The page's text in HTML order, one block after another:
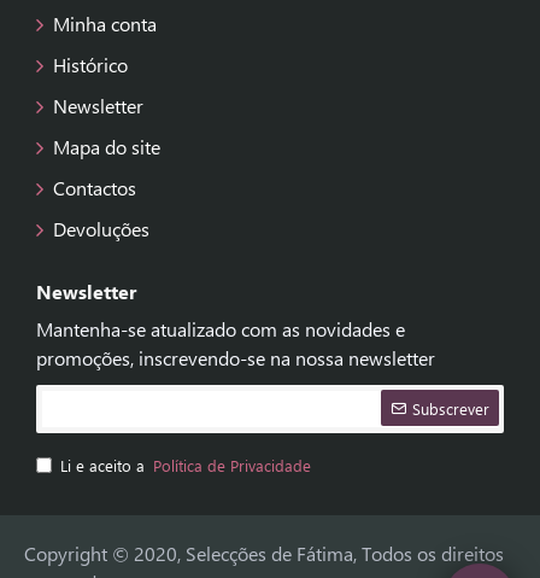
Minha conta
Histórico
Newsletter
Mapa do site
Contactos
Devoluções
Newsletter
Mantenha-se atualizado com as novidades e
promoções, inscrevendo-se na nossa newsletter
Subscrever
Li e aceito a Política de Privacidade
Copyright © 2020, Selecções de Fátima, Todos os direitos